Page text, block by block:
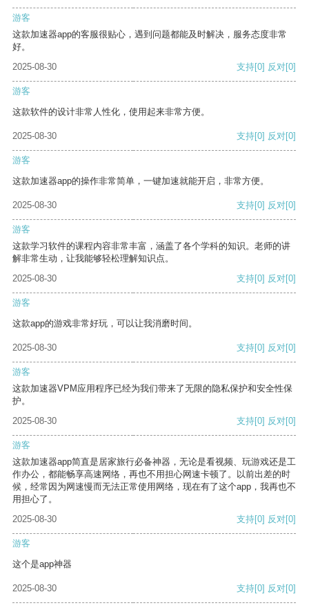
游客
这款加速器app的客服很贴心，遇到问题都能及时解决，服务态度非常
好。
2025-08-30
支持[0] 反对[0]
游客
这款软件的设计非常人性化，使用起来非常方便。
2025-08-30 支持[0] 反对[0]
游客
这款加速器app的操作非常简单，一键加速就能开启，非常方便。
2025-08-30 支持[0] 反对[0]
游客
这款学习软件的课程内容非常丰富，涵盖了各个学科的知识。老师的讲
解非常生动，让我能够轻松理解知识点。
2025-08-30
支持[0] 反对[0]
游客
这款app的游戏非常好玩，可以让我消磨时间。
2025-08-30 支持[0] 反对[0]
游客
这款加速器VPM应用程序已经为我们带来了无限的隐私保护和安全性保
护。
2025-08-30
支持[0] 反对[0]
游客
这款加速器app简直是居家旅行必备神器，无论是看视频、玩游戏还是工
作办公，都能畅享高速网络，再也不用担心网速卡顿了。以前出差的时
候，经常因为网速慢而无法正常使用网络，现在有了这个app，我再也不
用担心了。
2025-08-30
支持[0] 反对[0]
游客
这个是app神器
2025-08-30 支持[0] 反对[0]